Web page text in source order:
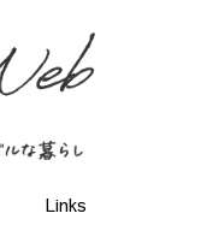
Links